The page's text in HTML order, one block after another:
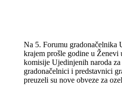
Na 5. Forumu gradonačelnika
krajem prošle godine u Ženevi
komisije Ujedinjenih naroda
gradonačelnici i predstavnici
preuzeli su nove obveze za